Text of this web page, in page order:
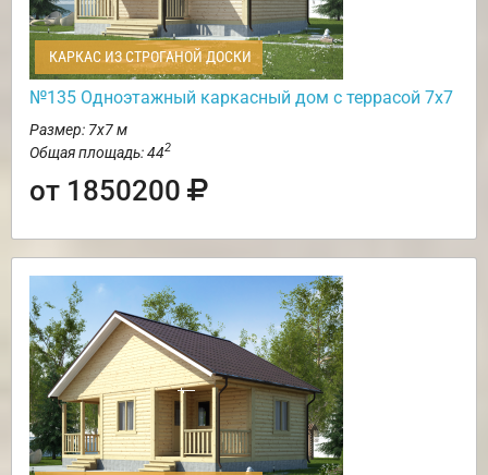
КАРКАС ИЗ СТРОГАНОЙ ДОСКИ
№135 Одноэтажный каркасный дом с террасой 7х7
Размер: 7х7 м
Общая площадь: 442
от 1850200